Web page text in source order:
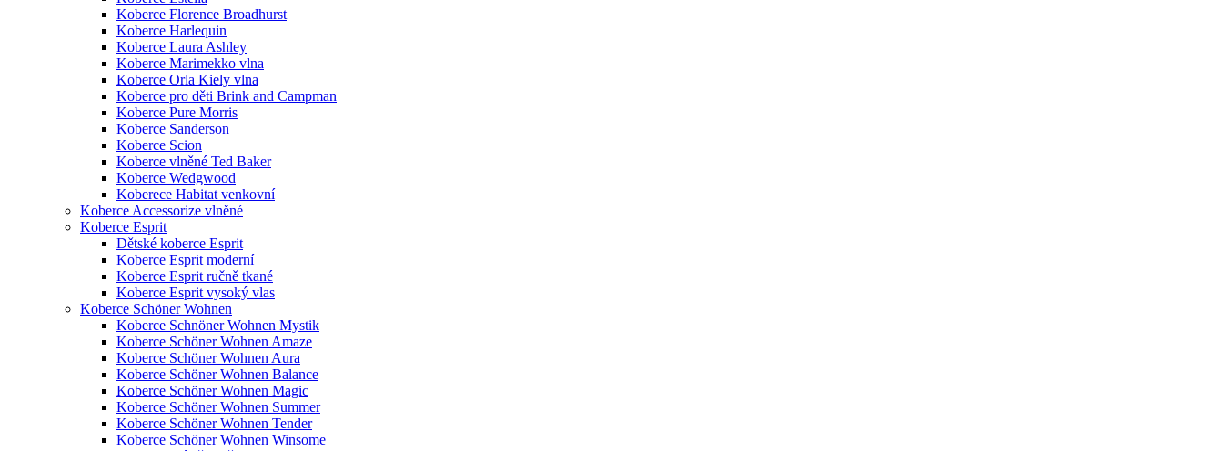
Koberce Florence Broadhurst
Koberce Harlequin
Koberce Laura Ashley
Koberce Marimekko vlna
Koberce Orla Kiely vlna
Koberce pro děti Brink and Campman
Koberce Pure Morris
Koberce Sanderson
Koberce Scion
Koberce vlněné Ted Baker
Koberce Wedgwood
Koberece Habitat venkovní
Koberce Accessorize vlněné
Koberce Esprit
Dětské koberce Esprit
Koberce Esprit moderní
Koberce Esprit ručně tkané
Koberce Esprit vysoký vlas
Koberce Schöner Wohnen
Koberce Schnöner Wohnen Mystik
Koberce Schöner Wohnen Amaze
Koberce Schöner Wohnen Aura
Koberce Schöner Wohnen Balance
Koberce Schöner Wohnen Magic
Koberce Schöner Wohnen Summer
Koberce Schöner Wohnen Tender
Koberce Schöner Wohnen Winsome